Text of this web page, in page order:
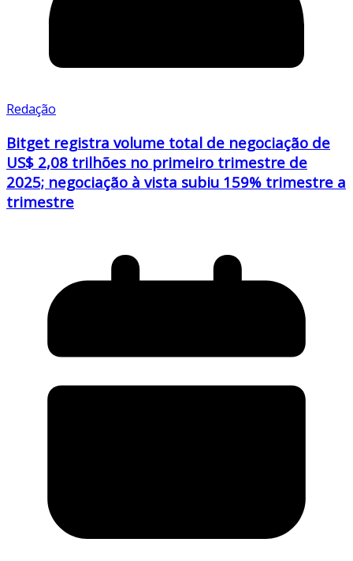
Redação
Bitget registra volume total de negociação de
US$ 2,08 trilhões no primeiro trimestre de
2025; negociação à vista subiu 159% trimestre a
trimestre